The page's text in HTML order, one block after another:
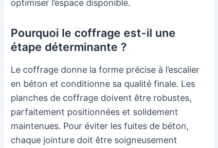
optimiser l’espace disponible.
Pourquoi le coffrage est-il une
étape déterminante ?
Le coffrage donne la forme précise à l’escalier
en béton et conditionne sa qualité finale. Les
planches de coffrage doivent être robustes,
parfaitement positionnées et solidement
maintenues. Pour éviter les fuites de béton,
chaque jointure doit être soigneusement